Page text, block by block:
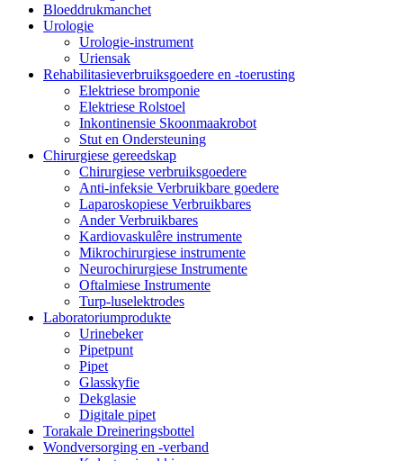
Bloeddrukmanchet
Urologie
Urologie-instrument
Uriensak
Rehabilitasieverbruiksgoedere en -toerusting
Elektriese bromponie
Elektriese Rolstoel
Inkontinensie Skoonmaakrobot
Stut en Ondersteuning
Chirurgiese gereedskap
Chirurgiese verbruiksgoedere
Anti-infeksie Verbruikbare goedere
Laparoskopiese Verbruikbares
Ander Verbruikbares
Kardiovaskulêre instrumente
Mikrochirurgiese instrumente
Neurochirurgiese Instrumente
Oftalmiese Instrumente
Turp-luselektrodes
Laboratoriumprodukte
Urinebeker
Pipetpunt
Pipet
Glasskyfie
Dekglasie
Digitale pipet
Torakale Dreineringsbottel
Wondversorging en -verband